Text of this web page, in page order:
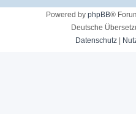
Powered by phpBB®
Deutsche
Datenschutz |